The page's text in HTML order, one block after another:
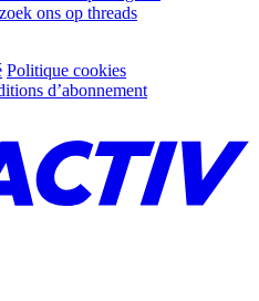
ons op threads
Politique cookies
d’abonnement